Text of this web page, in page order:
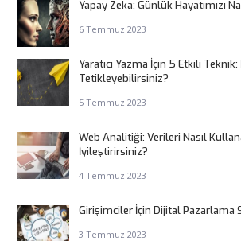
Yapay Zeka: Günlük Hayatımızı
6 Temmuz 2023
Yaratıcı Yazma İçin 5 Etkili Teknik:
Tetikleyebilirsiniz?
5 Temmuz 2023
Web Analitiği: Verileri Nasıl
İyileştirirsiniz?
4 Temmuz 2023
Girişimciler İçin Dijital Pazarlama
3 Temmuz 2023